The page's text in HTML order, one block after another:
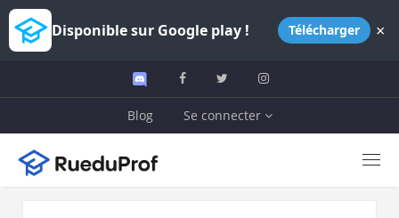
Disponible sur Google play ! Télécharger ×
Blog Se connecter